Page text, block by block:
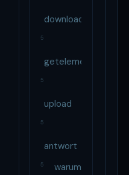
download
5
getelementbyidst
5
upload
5
antwort
5 warum